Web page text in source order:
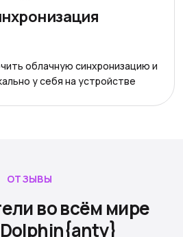
облачную синхронизацию и
у себя на устройстве
ОТЗЫВЫ
во всём мире